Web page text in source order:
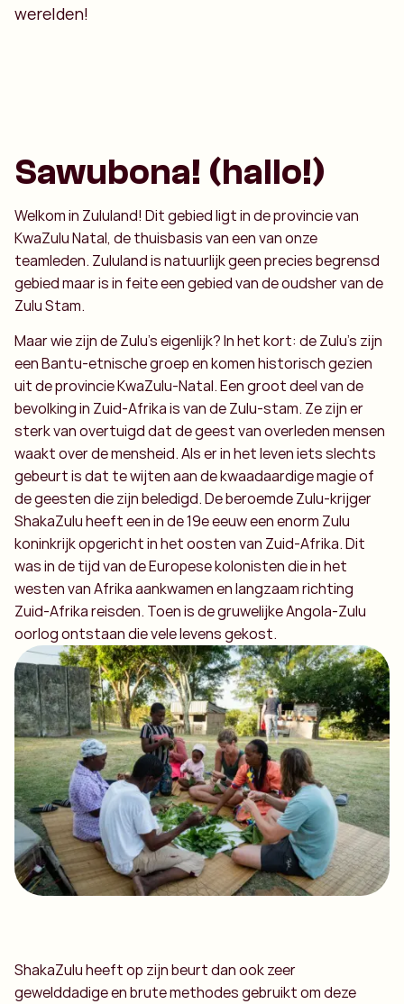
werelden!
Sawubona! (hallo!)
Welkom in Zululand! Dit gebied ligt in de provincie van
KwaZulu Natal, de thuisbasis van een van onze
teamleden. Zululand is natuurlijk geen precies begrensd
gebied maar is in feite een gebied van de oudsher van de
Zulu Stam.
Maar wie zijn de Zulu’s eigenlijk? In het kort: de Zulu’s zijn
een Bantu-etnische groep en komen historisch gezien
uit de provincie KwaZulu-Natal. Een groot deel van de
bevolking in Zuid-Afrika is van de Zulu-stam. Ze zijn er
sterk van overtuigd dat de geest van overleden mensen
waakt over de mensheid. Als er in het leven iets slechts
gebeurt is dat te wijten aan de kwaadaardige magie of
de geesten die zijn beledigd. De beroemde Zulu-krijger
ShakaZulu heeft een in de 19e eeuw een enorm Zulu
koninkrijk opgericht in het oosten van Zuid-Afrika. Dit
was in de tijd van de Europese kolonisten die in het
westen van Afrika aankwamen en langzaam richting
Zuid-Afrika reisden. Toen is de gruwelijke Angola-Zulu
oorlog ontstaan die vele levens gekost.
ShakaZulu heeft op zijn beurt dan ook zeer
gewelddadige en brute methodes gebruikt om deze